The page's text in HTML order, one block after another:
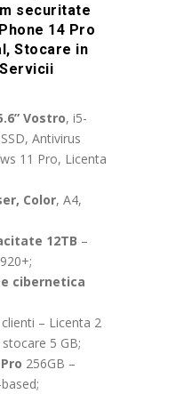
securitate
14 Pro
Stocare in
Vostro, i5-
Antivirus
11 Pro, Licenta
Color, A4,
12TB –
cibernetica
– Licenta 2
5 GB;
256GB –